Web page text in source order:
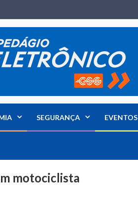
SEGURANÇA EVENTOS
motociclista